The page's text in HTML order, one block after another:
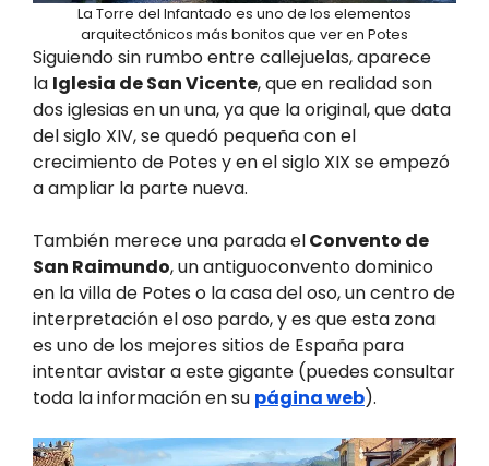
La Torre del Infantado es uno de los elementos
arquitectónicos más bonitos que ver en Potes
Siguiendo sin rumbo entre callejuelas, aparece
la Iglesia de San Vicente, que en realidad son
dos iglesias en un una, ya que la original, que data
del siglo XIV, se quedó pequeña con el
crecimiento de Potes y en el siglo XIX se empezó
a ampliar la parte nueva.
También merece una parada elConvento de
San Raimundo, un antiguoconvento dominico
en la villa de Potes o la casa del oso, un centro de
interpretación el oso pardo, y es que esta zona
es uno de los mejores sitios de España para
intentar avistar a este gigante (puedes consultar
toda la información en su página web).